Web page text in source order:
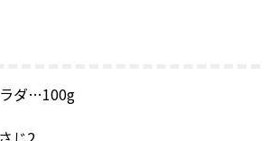
ダ…100g